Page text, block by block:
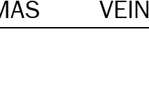
VEIN